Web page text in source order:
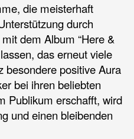
die meisterhaft
durch
dem Album “Here &
das erneut viele
besondere positive Aura
bei ihren beliebten
Publikum erschafft, wird
und einen bleibenden